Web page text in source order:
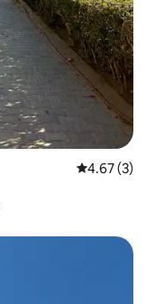
คะแนนเฉลี่ย
4.67 (3)